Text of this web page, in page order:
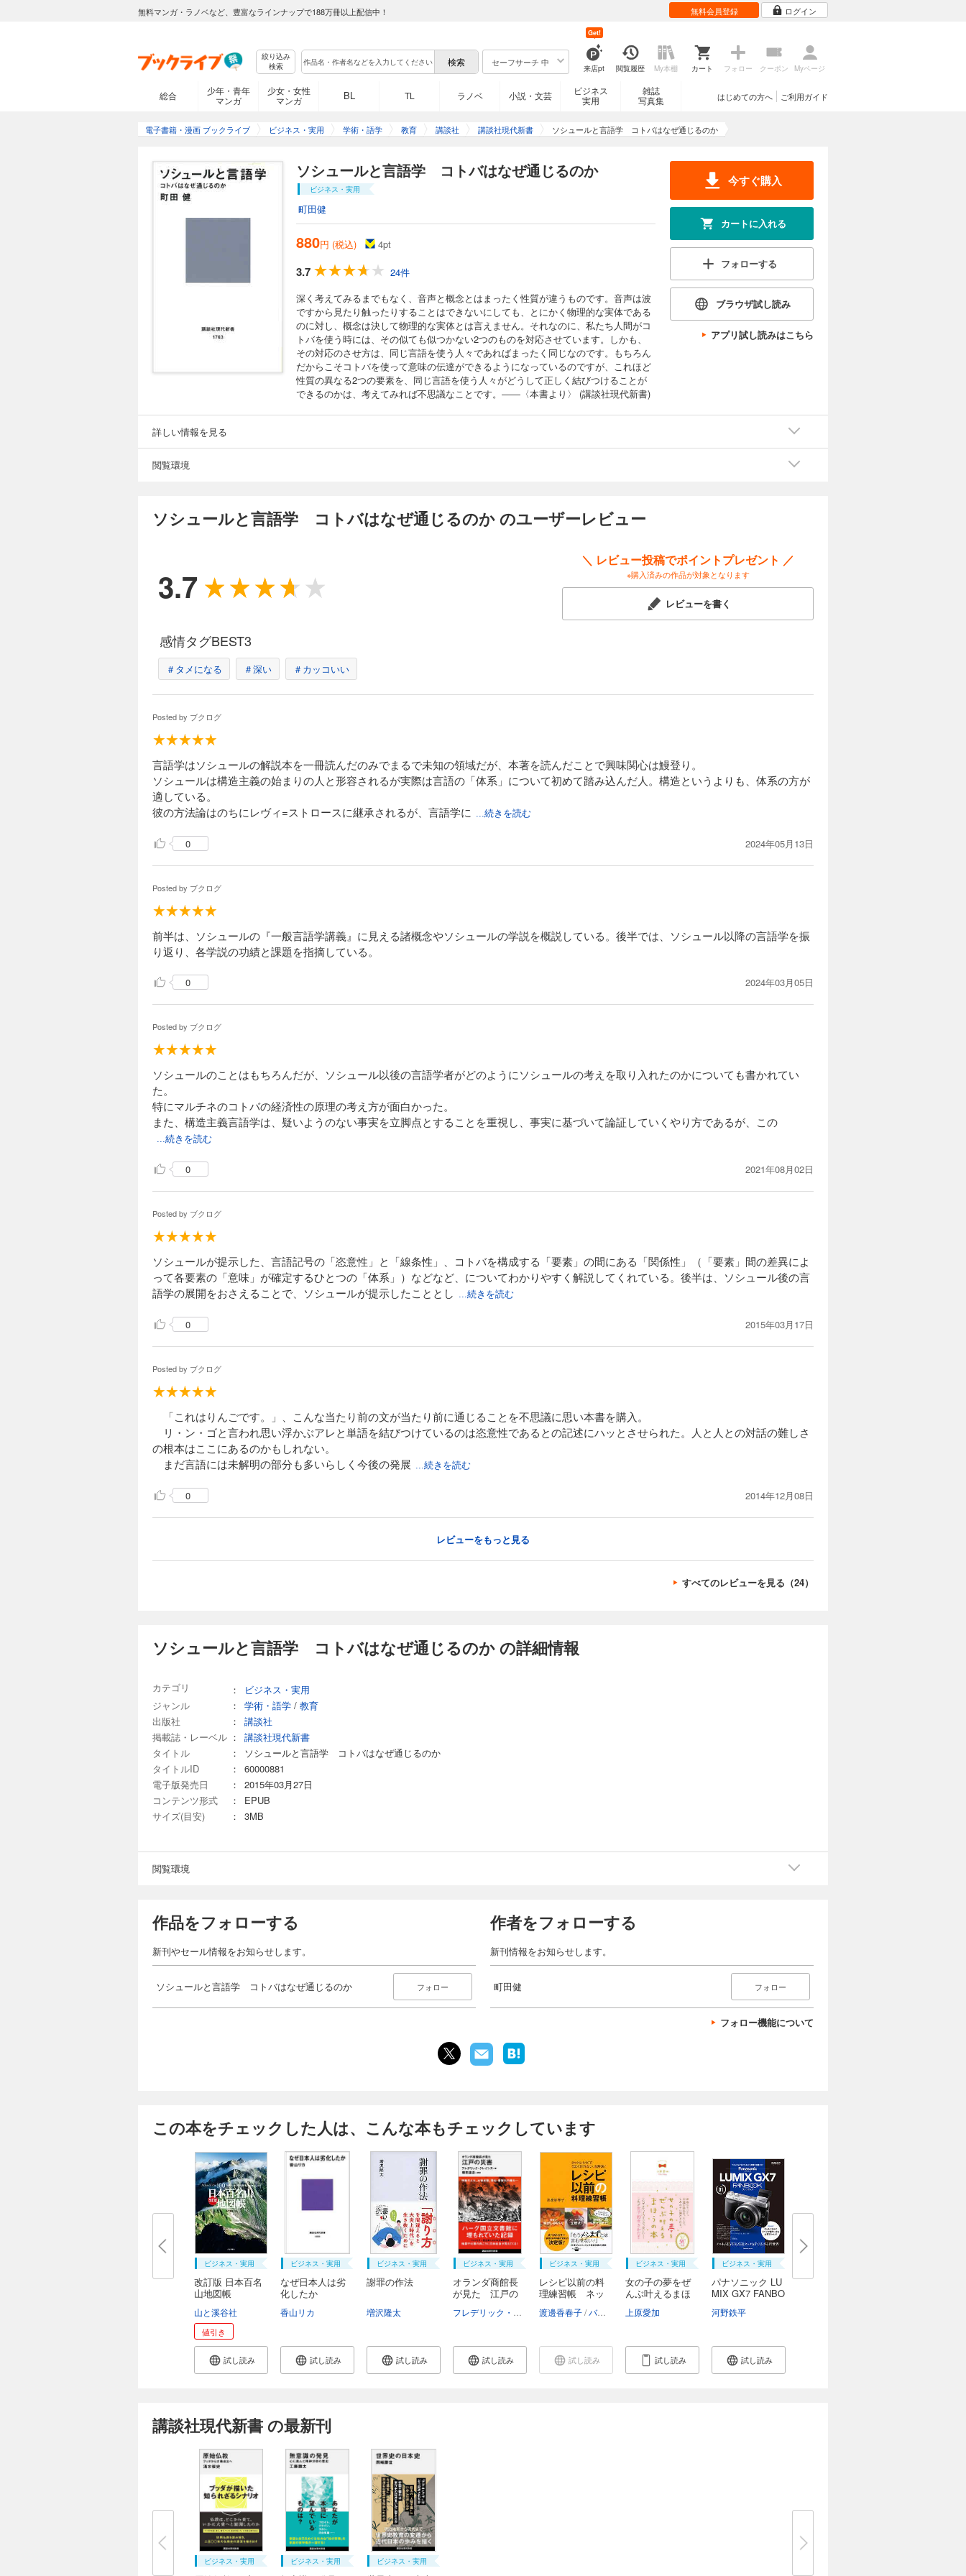
無料マンガ・ラノベなど、豊富なラインナップで188万冊以上配信中！ 無料会員登録 ログイン
絞り込み
検索
セーフサーチ 中
来店pt
Get!
閲覧履歴 My本棚 カート フォロー クーポン Myページ
総合
少年・青年
マンガ
少女・女性
マンガ
BL TL ラノベ 小説・文芸
ビジネス
実用
雑誌
写真集
ご利用ガイド
はじめての方へ
電子書籍・漫画 ブックライブ ビジネス・実用 学術・語学 教育 講談社 講談社現代新書 ソシュールと言語学 コトバはなぜ通じるのか
ソシュールと言語学 コトバはなぜ通じるのか
ビジネス・実用
町田健
880円 (税込) 4pt
3.7
24件
深く考えてみるまでもなく、音声と概念とはまったく性質が違うものです。音声は波
ですから見たり触ったりすることはできないにしても、とにかく物理的な実体である
のに対し、概念は決して物理的な実体とは言えません。それなのに、私たち人間がコ
トバを使う時には、その似ても似つかない2つのものを対応させています。しかも、
その対応のさせ方は、同じ言語を使う人々であればまったく同じなのです。もちろん
だからこそコトバを使って意味の伝達ができるようになっているのですが、これほど
性質の異なる2つの要素を、同じ言語を使う人々がどうして正しく結びつけることが
できるのかは、考えてみれば不思議なことです。――〈本書より〉 (講談社現代新書)
今すぐ購入
カートに入れる
フォローする
ブラウザ試し読み
アプリ試し読みはこちら
詳しい情報を見る
閲覧環境
ソシュールと言語学 コトバはなぜ通じるのか のユーザーレビュー
3.7
＼ レビュー投稿でポイントプレゼント ／
※購入済みの作品が対象となります
レビューを書く
感情タグBEST3
＃タメになる ＃深い ＃カッコいい
Posted by ブクログ
言語学はソシュールの解説本を一冊読んだのみでまるで未知の領域だが、本著を読んだことで興味関心は鰻登り。
ソシュールは構造主義の始まりの人と形容されるが実際は言語の「体系」について初めて踏み込んだ人。構造というよりも、体系の方が
適している。
彼の方法論はのちにレヴィ=ストロースに継承されるが、言語学に ...続きを読む
0 2024年05月13日
Posted by ブクログ
前半は、ソシュールの『一般言語学講義』に見える諸概念やソシュールの学説を概説している。後半では、ソシュール以降の言語学を振
り返り、各学説の功績と課題を指摘している。
0 2024年03月05日
Posted by ブクログ
ソシュールのことはもちろんだが、ソシュール以後の言語学者がどのようにソシュールの考えを取り入れたのかについても書かれてい
た。
特にマルチネのコトバの経済性の原理の考え方が面白かった。
また、構造主義言語学は、疑いようのない事実を立脚点とすることを重視し、事実に基づいて論証していくやり方であるが、この
...続きを読む
0 2021年08月02日
Posted by ブクログ
ソシュールが提示した、言語記号の「恣意性」と「線条性」、コトバを構成する「要素」の間にある「関係性」（「要素」間の差異によ
って各要素の「意味」が確定するひとつの「体系」）などなど、についてわかりやすく解説してくれている。後半は、ソシュール後の言
語学の展開をおさえることで、ソシュールが提示したこととし ...続きを読む
0 2015年03月17日
Posted by ブクログ
「これはりんごです。」、こんな当たり前の文が当たり前に通じることを不思議に思い本書を購入。
リ・ン・ゴと言われ思い浮かぶアレと単語を結びつけているのは恣意性であるとの記述にハッとさせられた。人と人との対話の難しさ
の根本はここにあるのかもしれない。
まだ言語には未解明の部分も多いらしく今後の発展 ...続きを読む
0 2014年12月08日
レビューをもっと見る
すべてのレビューを見る（24）
ソシュールと言語学 コトバはなぜ通じるのか の詳細情報
カテゴリ ：
ビジネス・実用
ジャンル
： 学術・語学 / 教育
出版社
：
講談社
掲載誌・レーベル ：
講談社現代新書
タイトル
：
ソシュールと言語学 コトバはなぜ通じるのか
タイトルID
：
60000881
電子版発売日
：
2015年03月27日
コンテンツ形式
：
EPUB
サイズ(目安)
： 3MB
閲覧環境
作品をフォローする
新刊やセール情報をお知らせします。
ソシュールと言語学 コトバはなぜ通じるのか フォロー
作者をフォローする
新刊情報をお知らせします。
町田健 フォロー
フォロー機能について
この本をチェックした人は、こんな本もチェックしています
ビジネス・実用
改訂版 日本百名
山地図帳
山と溪谷社
値引き
試し読み
ビジネス・実用
なぜ日本人は劣
化したか
香山リカ
試し読み
ビジネス・実用
謝罪の作法
増沢隆太
試し読み
ビジネス・実用
オランダ商館長
が見た 江戸の
磯田道史
試し読み
ビジネス・実用
レシピ以前の料
理練習帳 ネッ
渡邊香春子 バーソウ
試し読み
ビジネス・実用
女の子の夢をぜ
んぶ叶えるまほ
上原愛加
試し読み
ビジネス・実用
パナソニック LU
MIX GX7 FANBO
河野鉄平
試し読み
講談社現代新書 の最新刊
ビジネス・実用 ビジネス・実用 ビジネス・実用